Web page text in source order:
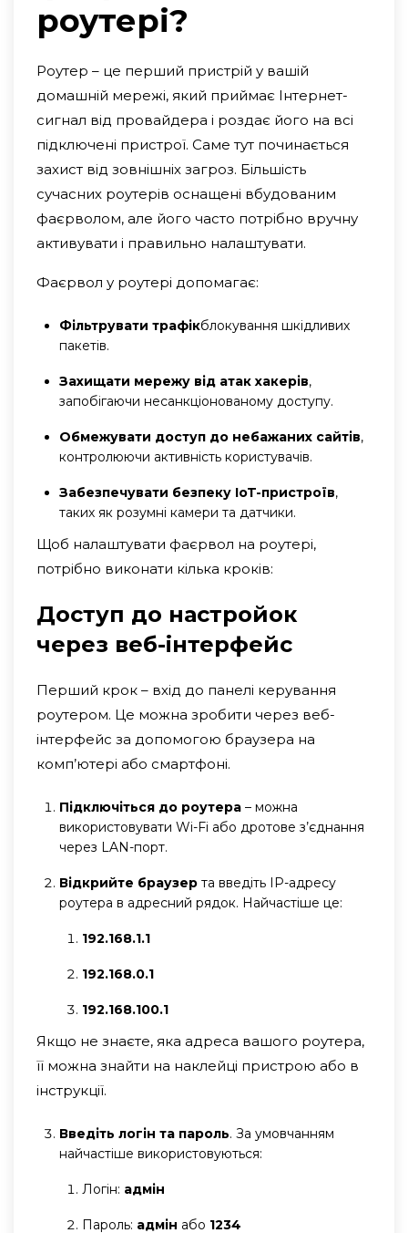
роутері?
Роутер – це перший пристрій у вашій
домашній мережі, який приймає Інтернет-
сигнал від провайдера і роздає його на всі
підключені пристрої. Саме тут починається
захист від зовнішніх загроз. Більшість
сучасних роутерів оснащені вбудованим
фаєрволом, але його часто потрібно вручну
активувати і правильно налаштувати.
Фаєрвол у роутері допомагає:
Фільтрувати трафікблокування шкідливих
пакетів.
Захищати мережу від атак хакерів,
запобігаючи несанкціонованому доступу.
Обмежувати доступ до небажаних сайтів,
контролюючи активність користувачів.
Забезпечувати безпеку IoT-пристроїв,
таких як розумні камери та датчики.
Щоб налаштувати фаєрвол на роутері,
потрібно виконати кілька кроків:
Доступ до настройок
через веб-інтерфейс
Перший крок – вхід до панелі керування
роутером. Це можна зробити через веб-
інтерфейс за допомогою браузера на
комп’ютері або смартфоні.
Підключіться до роутера – можна
використовувати Wi-Fi або дротове з’єднання
через LAN-порт.
Відкрийте браузер та введіть IP-адресу
роутера в адресний рядок. Найчастіше це:
192.168.1.1
192.168.0.1
192.168.100.1
Якщо не знаєте, яка адреса вашого роутера,
її можна знайти на наклейці пристрою або в
інструкції.
Введіть логін та пароль. За умовчанням
найчастіше використовуються:
Логін: адмін
Пароль: адмін або 1234